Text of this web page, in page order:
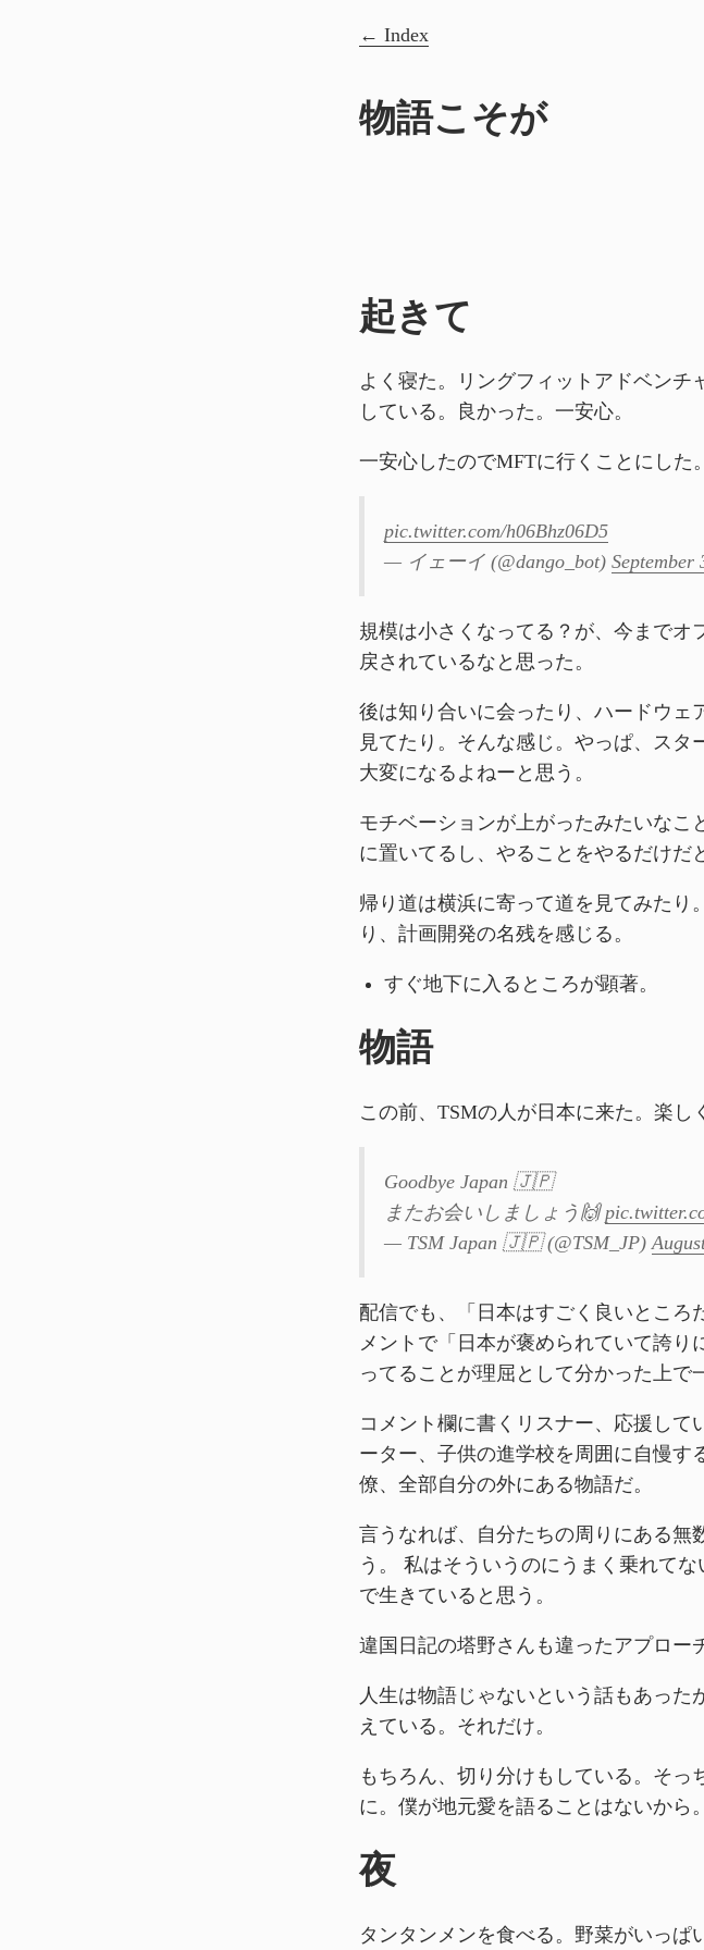
Index
物語こそが
起きて
よく寝た。リングフィットアドベンチ
している。良かった。一安心。
一安心したのでMFTに行くことにした。
pic.twitter.com/h06Bhz06D5
— イェーイ (@dango_bot) September
規模は小さくなってる？が、今までオ
戻されているなと思った。
後は知り合いに会ったり、ハードウェ
見てたり。そんな感じ。やっぱ、ス
大変になるよねーと思う。
モチベーションが上がったみたいなこ
に置いてるし、やることをやるだけだ
帰り道は横浜に寄って道を見てみたり
り、計画開発の名残を感じる。
すぐ地下に入るところが顕著。
物語
この前、TSMの人が日本に来た。楽し
Goodbye Japan 🇯🇵
またお会いしましょう🙌
— TSM Japan 🇯🇵 (@TSM_JP)
配信でも、「日本はすごく良いところ
メントで「日本が褒められていて誇
ってることが理屈として分かった上で
コメント欄に書くリスナー、応援し
ーター、子供の進学校を周囲に自慢す
僚、全部自分の外にある物語だ。
言うなれば、自分たちの周りにある無
う。 私はそういうのにうまく乗れて
で生きていると思う。
違国日記の塔野さんも違ったアプロー
人生は物語じゃないという話もあっ
えている。それだけ。
もちろん、切り分けもしている。そ
に。僕が地元愛を語ることはないから。
夜
タンタンメンを食べる。野菜がいっぱ